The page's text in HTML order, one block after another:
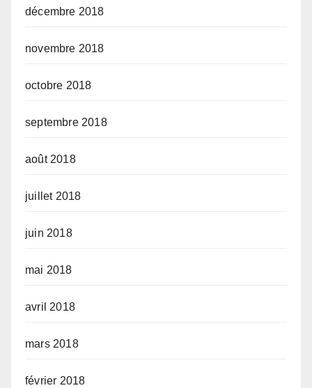
décembre 2018
novembre 2018
octobre 2018
septembre 2018
août 2018
juillet 2018
juin 2018
mai 2018
avril 2018
mars 2018
février 2018